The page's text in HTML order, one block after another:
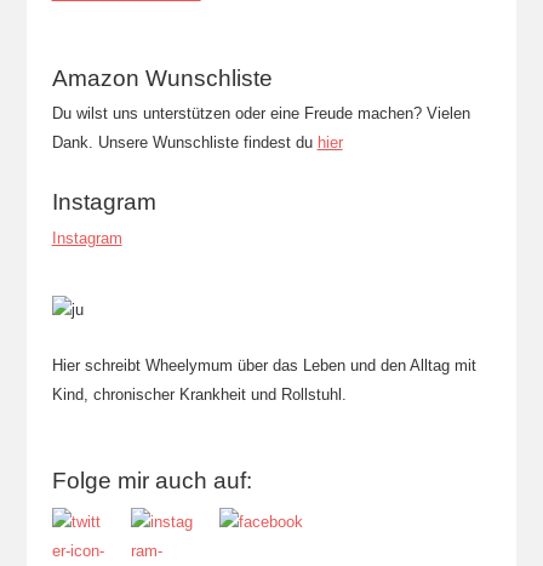
Amazon Wunschliste
Du wilst uns unterstützen oder eine Freude machen? Vielen
Dank. Unsere Wunschliste findest du hier
Instagram
Instagram
Hier schreibt Wheelymum über das Leben und den Alltag mit
Kind, chronischer Krankheit und Rollstuhl.
Folge mir auch auf: